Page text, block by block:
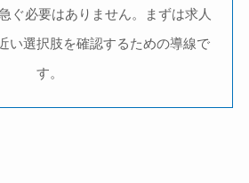
ぐ必要はありません。まずは求人
い選択肢を確認するための導線で
す。